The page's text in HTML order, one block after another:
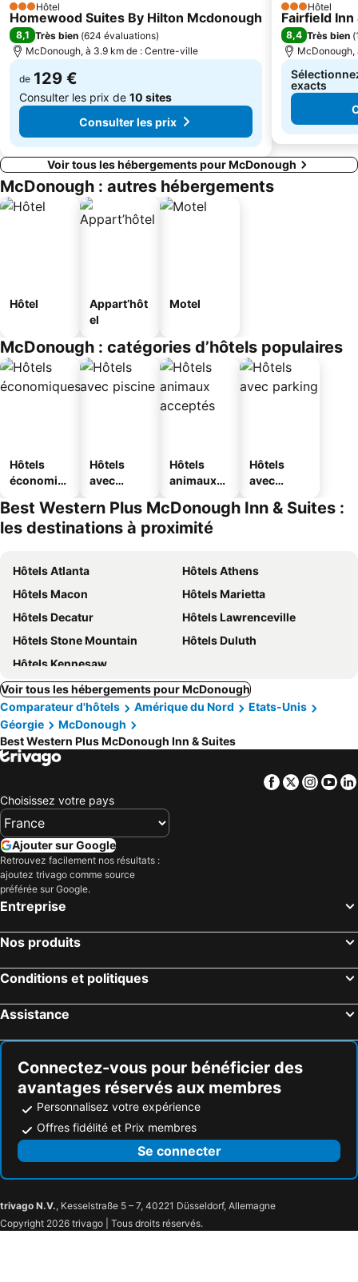
3 Étoiles
Hôtel
Homewood Suites By Hilton Mcdonough
8,1 Très bien (624 évaluations)
McDonough, à 3.9 km de : Centre-ville
de 129 €
Consulter les prix de 10 sites
Consulter les prix
3 Étoiles
Hôtel
Fairfield
8,4 Très bien (
McDonough,
exacts
Voir tous les hébergements pour McDonough
McDonough : autres hébergements
Hôtel
Appart’hôt
el
Motel
McDonough : catégories d’hôtels populaires
Hôtels
économiq
Hôtels
avec
Hôtels
animaux
Hôtels
avec
Best Western Plus McDonough Inn & Suites :
les destinations à proximité
Hôtels Atlanta
Hôtels Athens
Hôtels Macon
Hôtels Marietta
Hôtels Decatur
Hôtels Lawrenceville
Hôtels Stone Mountain
Hôtels Duluth
Hôtels Kennesaw
Voir tous les hébergements pour McDonough
Comparateur d'hôtels
Amérique du Nord
Etats-Unis
Géorgie
McDonough
Best Western Plus McDonough Inn & Suites
Facebook
Twitter
Choisissez votre pays
Ajouter sur Google
Retrouvez facilement nos résultats :
ajoutez trivago comme source
préférée sur Google.
Entreprise
Nos produits
Conditions et politiques
Assistance
Connectez-vous pour bénéficier des
avantages réservés aux membres
Personnalisez votre expérience
Offres fidélité et Prix membres
Se connecter
trivago N.V., Kesselstraße 5 – 7, 40221 Düsseldorf, Allemagne
Copyright 2026 trivago | Tous droits réservés.